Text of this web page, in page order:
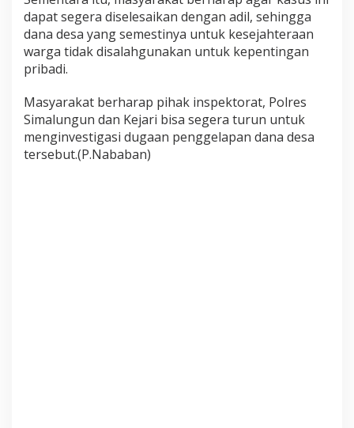
dapat segera diselesaikan dengan adil, sehingga
dana desa yang semestinya untuk kesejahteraan
warga tidak disalahgunakan untuk kepentingan
pribadi.
Masyarakat berharap pihak inspektorat, Polres
Simalungun dan Kejari bisa segera turun untuk
menginvestigasi dugaan penggelapan dana desa
tersebut.(P.Nababan)